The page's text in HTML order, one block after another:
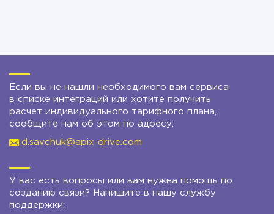
Если вы не нашли необходимого вам сервиса
в списке интеграций или хотите получить
расчет индивидуального тарифного плана,
сообщите нам об этом по адресу:
d.savchuk@apix-drive.com
У вас есть вопросы или вам нужна помощь по
созданию связи? Напишите в нашу службу
поддержки: